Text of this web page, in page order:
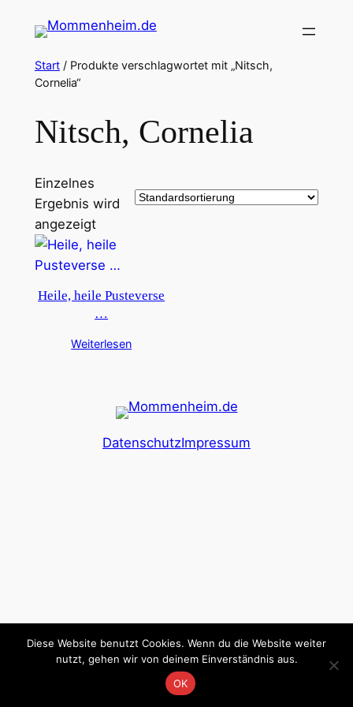
Inhalt
springen
Start/ Produkte verschlagwortet mit „Nitsch,
Cornelia“
Nitsch, Cornelia
Einzelnes
Ergebnis wird
angezeigt
Heile, heile Pusteverse
…
Weiterlesen
DatenschutzImpressum
Diese Website benutzt Cookies. Wenn du die Website weiter
nutzt, gehen wir von deinem Einverständnis aus.
OK